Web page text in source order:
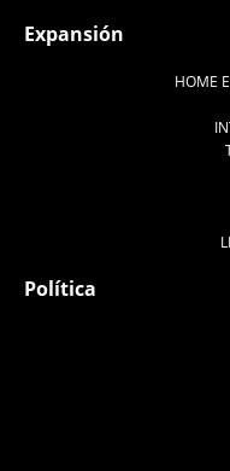
Expansión
HOME
Política